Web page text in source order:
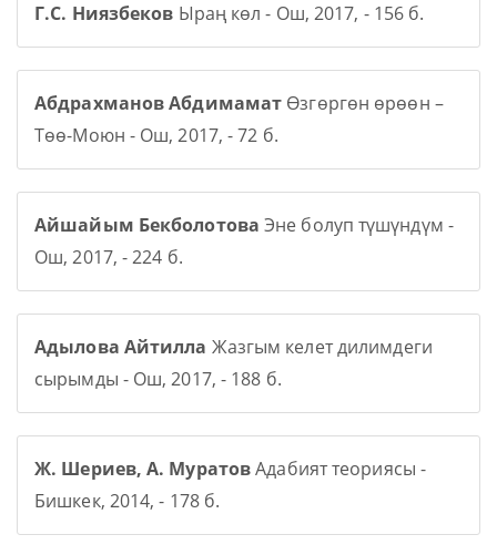
Г.С. Ниязбеков Ыраң көл - Ош, 2017, - 156 б.
Абдрахманов Абдимамат Өзгөргөн өрөөн –
Төө-Моюн - Ош, 2017, - 72 б.
Айшайым Бекболотова Эне болуп түшүндүм -
Ош, 2017, - 224 б.
Адылова Айтилла Жазгым келет дилимдеги
сырымды - Ош, 2017, - 188 б.
Ж. Шериев, А. МуратовАдабият теориясы -
Бишкек, 2014, - 178 б.